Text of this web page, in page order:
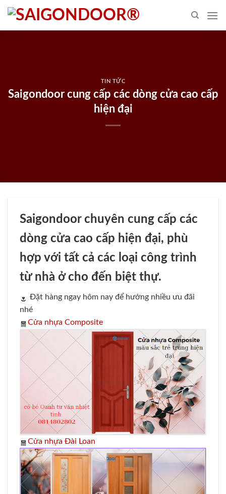
Skip
content
TIN TỨC
Saigondoor cung cấp các dòng cửa cao cấp
hiện đại
Saigondoor chuyên cung cấp các
dòng cửa cao cấp hiện đại, phù
hợp với tất cả các loại công trình
từ nhà ở cho đến biệt thự.
Đặt hàng ngay hôm nay để hưởng nhiều ưu đãi
nhé
Cửa nhựa Composite
Cửa nhựa Đài Loan